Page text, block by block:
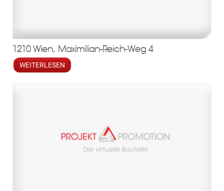
1210 Wien, Maximilian-Reich-Weg 4
WEITERLESEN